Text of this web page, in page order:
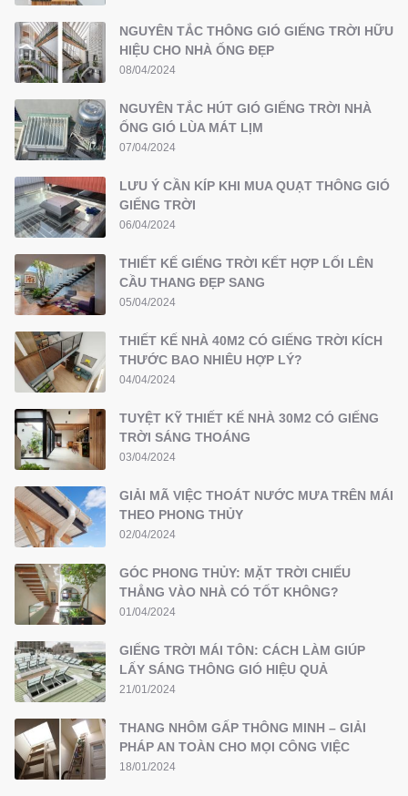
NGUYÊN TẮC THÔNG GIÓ GIẾNG TRỜI HỮU
HIỆU CHO NHÀ ỐNG ĐẸP
08/04/2024
NGUYÊN TẮC HÚT GIÓ GIẾNG TRỜI NHÀ
ỐNG GIÓ LÙA MÁT LỊM
07/04/2024
LƯU Ý CẦN KÍP KHI MUA QUẠT THÔNG GIÓ
GIẾNG TRỜI
06/04/2024
THIẾT KẾ GIẾNG TRỜI KẾT HỢP LỐI LÊN
CẦU THANG ĐẸP SANG
05/04/2024
THIẾT KẾ NHÀ 40M2 CÓ GIẾNG TRỜI KÍCH
THƯỚC BAO NHIÊU HỢP LÝ?
04/04/2024
TUYỆT KỸ THIẾT KẾ NHÀ 30M2 CÓ GIẾNG
TRỜI SÁNG THOÁNG
03/04/2024
GIẢI MÃ VIỆC THOÁT NƯỚC MƯA TRÊN MÁI
THEO PHONG THỦY
02/04/2024
GÓC PHONG THỦY: MẶT TRỜI CHIẾU
THẲNG VÀO NHÀ CÓ TỐT KHÔNG?
01/04/2024
GIẾNG TRỜI MÁI TÔN: CÁCH LÀM GIÚP
LẤY SÁNG THÔNG GIÓ HIỆU QUẢ
21/01/2024
THANG NHÔM GẤP THÔNG MINH – GIẢI
PHÁP AN TOÀN CHO MỌI CÔNG VIỆC
18/01/2024